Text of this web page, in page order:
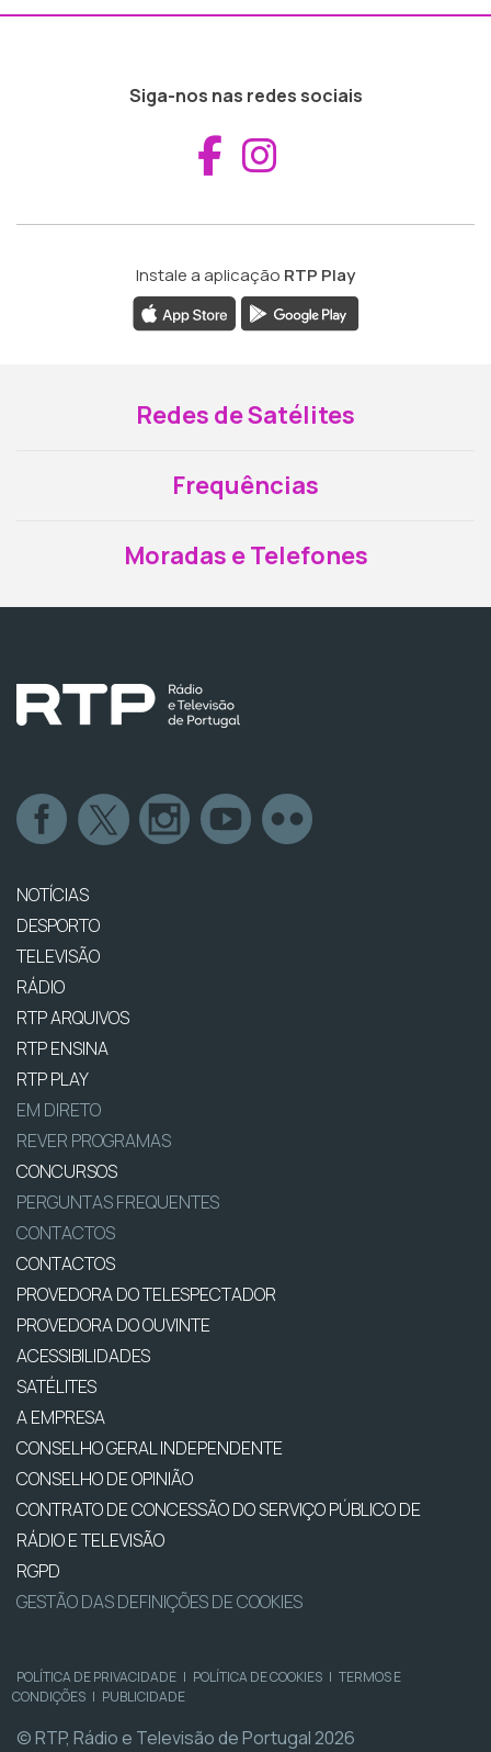
Siga-nos nas redes sociais
Aceder ao
Instale a aplicação RTP Play
Redes de Satélites
Frequências
Moradas e Telefones
NOTÍCIAS
DESPORTO
TELEVISÃO
RÁDIO
RTP ARQUIVOS
RTP ENSINA
RTP PLAY
EM DIRETO
REVER PROGRAMAS
CONCURSOS
PERGUNTAS FREQUENTES
CONTACTOS
CONTACTOS
PROVEDORA DO TELESPECTADOR
PROVEDORA DO OUVINTE
ACESSIBILIDADES
SATÉLITES
A EMPRESA
CONSELHO GERAL INDEPENDENTE
CONSELHO DE OPINIÃO
CONTRATO DE CONCESSÃO DO SERVIÇO PÚBLICO DE
RÁDIO E TELEVISÃO
RGPD
GESTÃO DAS DEFINIÇÕES DE COOKIES
POLÍTICA DE PRIVACIDADE | POLÍTICA DE COOKIES | TERMOS E
CONDIÇÕES | PUBLICIDADE
© RTP, Rádio e Televisão de Portugal 2026